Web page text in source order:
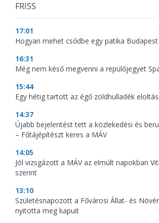
FRISS
17:01
Hogyan mehet csődbe egy patika
16:31
Még nem késő megvenni a repülőjegyet
15:44
Egy hétig tartott az égő zöldhulladék
14:37
Újabb bejelentést tett a közlekedési és
– Főtájépítészt keres a MÁV
14:05
Jól vizsgázott a MÁV az elmúlt napokban
szerint
13:10
Születésnapozott a Fővárosi Állat- és
nyitotta meg kapuit